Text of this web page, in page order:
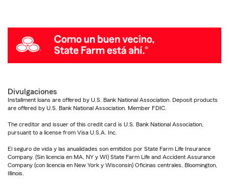
Divulgaciones
Installment loans are offered by U.S. Bank National Association. Deposit products
are offered by U.S. Bank National Association. Member FDIC.
The creditor and issuer of this credit card is U.S. Bank National Association,
pursuant to a license from Visa U.S.A. Inc.
El seguro de vida y las anualidades son emitidos por State Farm Life Insurance
Company. (Sin licencia en MA, NY y WI) State Farm Life and Accident Assurance
Company (con licencia en New York y Wisconsin) Oficinas centrales, Bloomington,
Illinois.